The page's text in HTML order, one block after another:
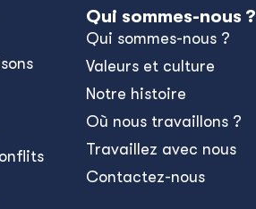
Qui sommes-nous ?
Qui sommes-nous ?
Valeurs et culture
Notre histoire
Où nous travaillons ?
Travaillez avec nous
Contactez-nous